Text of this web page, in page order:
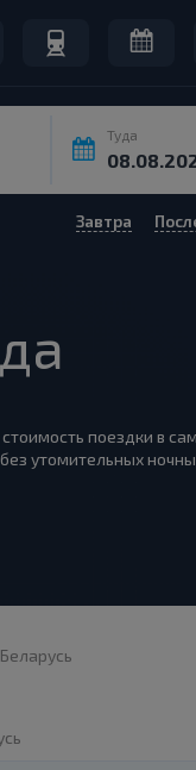
Туда
Завтра
поездки в
утомительных